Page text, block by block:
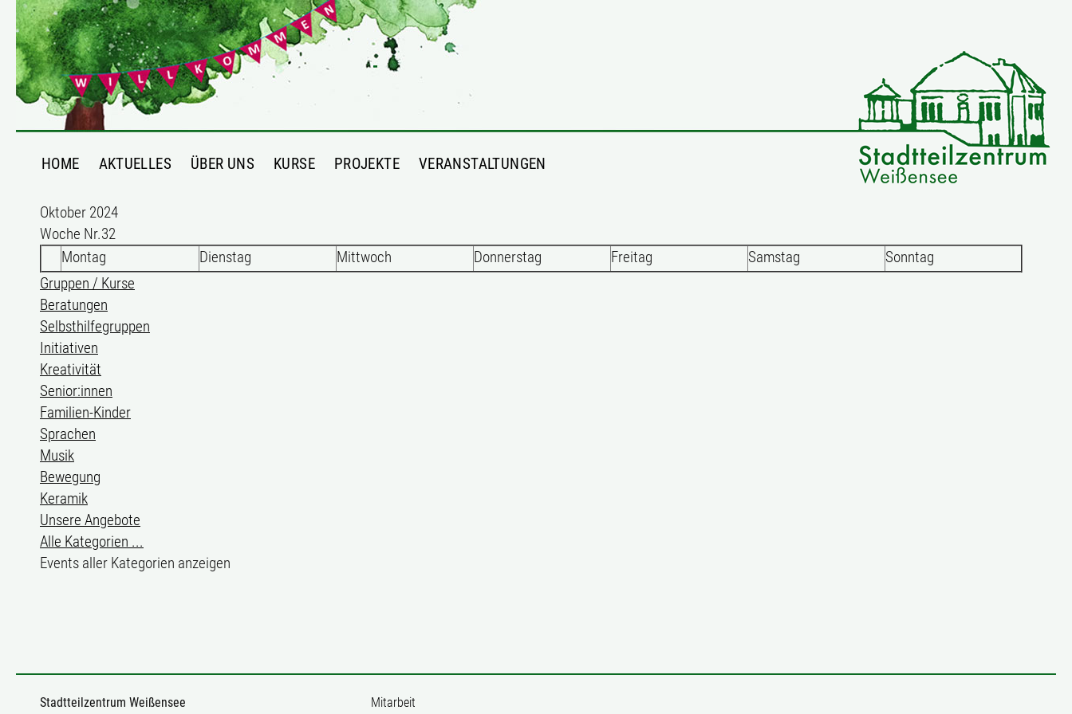
HOME AKTUELLES ÜBER UNS KURSE PROJEKTE VERANSTALTUNGEN
Oktober 2024
Woche Nr.32
Montag
Dienstag Mittwoch Donnerstag Freitag Samstag
Sonntag
Gruppen / Kurse
Beratungen
Selbsthilfegruppen
Initiativen
Kreativität
Senior:innen
Familien-Kinder
Sprachen
Musik
Bewegung
Keramik
Unsere Angebote
Alle Kategorien ...
Events aller Kategorien anzeigen
Stadtteilzentrum Weißensee Mitarbeit